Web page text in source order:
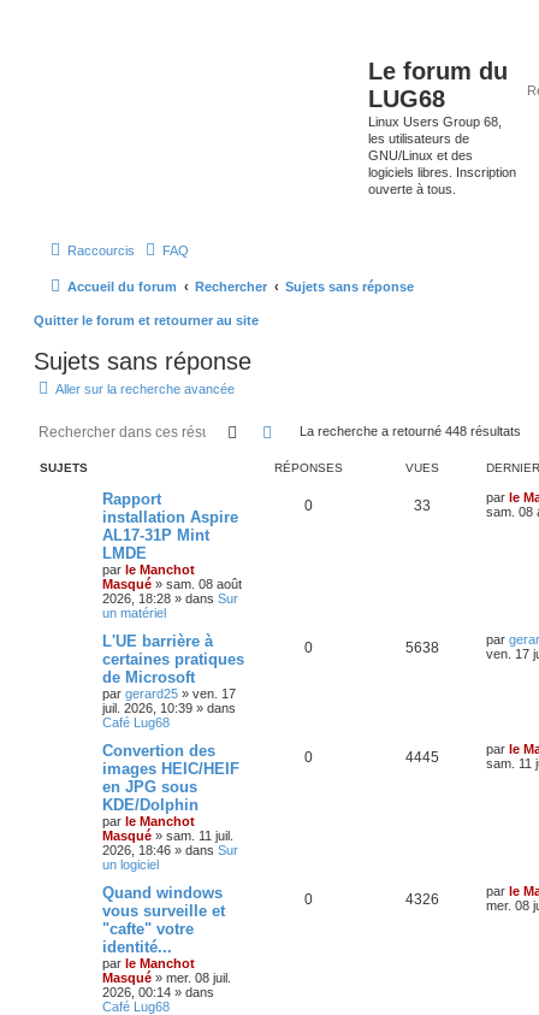
Le forum du
LUG68
Linux Users Group 68,
les utilisateurs de
GNU/Linux et des
logiciels libres. Inscription
ouverte à tous.
Raccourcis FAQ
Accueil du forum Rechercher Sujets sans réponse
Quitter le forum et retourner au site
Sujets sans réponse
Aller sur la recherche avancée
RechercherRecherche avancée
La recherche a retourné 448 résultats
SUJETS RÉPONSES VUES
Rapport
installation Aspire
AL17-31P Mint
LMDE
par le Manchot
Masqué » sam. 08 août
2026, 18:28 » dans Sur
un matériel
0 33 par le
sam. 08
L'UE barrière à
certaines pratiques
de Microsoft
par gerard25 » ven. 17
juil. 2026, 10:39 » dans
Café Lug68
0 5638 par
ven. 17
Convertion des
images HEIC/HEIF
en JPG sous
KDE/Dolphin
par le Manchot
Masqué » sam. 11 juil.
2026, 18:46 » dans Sur
un logiciel
0 4445 par le
sam. 11
Quand windows
vous surveille et
"cafte" votre
identité...
par le Manchot
Masqué » mer. 08 juil.
2026, 00:14 » dans
Café Lug68
0 4326 par le
mer. 08